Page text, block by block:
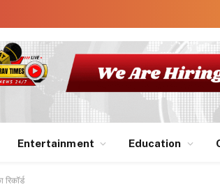
Entertainment Education